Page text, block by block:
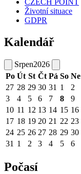
Životní situace
GDPR
Kalendář
Srpen2026
Po Út St Čt Pá So Ne
27 28 29 30 31 1
2
3
4 5 6 7 8
9
10 11 12 13 14 15 16
17 18 19 20 21 22 23
24 25 26 27 28 29 30
31 1 2 3 4 5 6
Počasí